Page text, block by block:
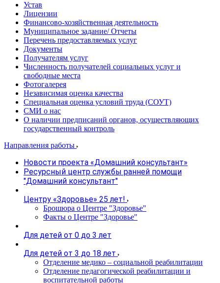
Устав
Лицензии
Финансово-хозяйственная деятельность
Муниципальное задание/ Отчеты
Перечень предоставляемых услуг
Документы
Получателям услуг
Численность получателей социальных услуг и
свободные места
Фотогалерея
Независимая оценка качества
Специальная оценка условий труда (СОУТ)
СМИ о нас
О наличии предписаний органов, осуществляющих
государственный контроль
Направления работы
Новости проекта «Домашний консультант»
Ресурсный центр службы ранней помощи
"Домашний консультант"
Центру «Здоровье» 25 лет!
Брошюра о Центре "Здоровье"
Факты о Центре "Здоровье"
Для детей от 0 до 3 лет
Для детей от 3 до 18 лет
Отделение медико – социальной реабилитации
Отделение педагогической реабилитации и
воспитательной работы